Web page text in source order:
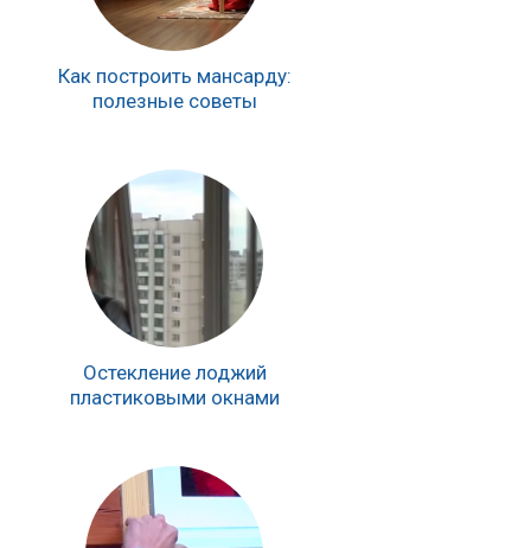
Как построить мансарду:
полезные советы
Остекление лоджий
пластиковыми окнами